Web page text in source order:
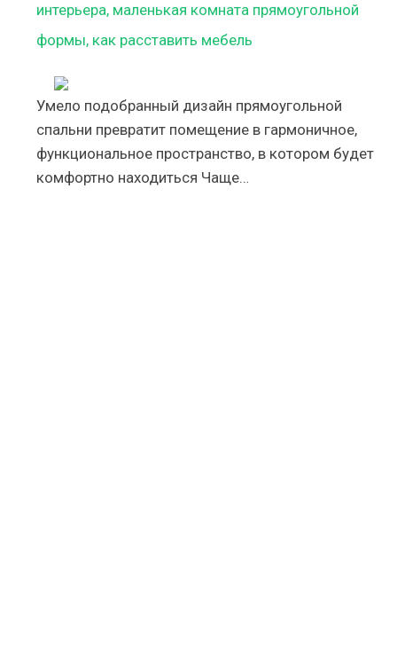
интерьера, маленькая комната прямоугольной
формы, как расставить мебель
Умело подобранный дизайн прямоугольной
спальни превратит помещение в гармоничное,
функциональное пространство, в котором будет
комфортно находиться Чаще…